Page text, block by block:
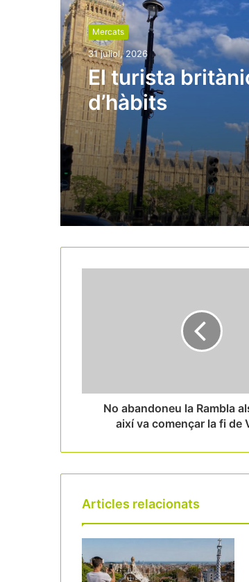
Mercats
31 juliol, 2026
El turista
d’hàbits
No abandoneu la Rambla
així va començar la fi de
Articles relacionats